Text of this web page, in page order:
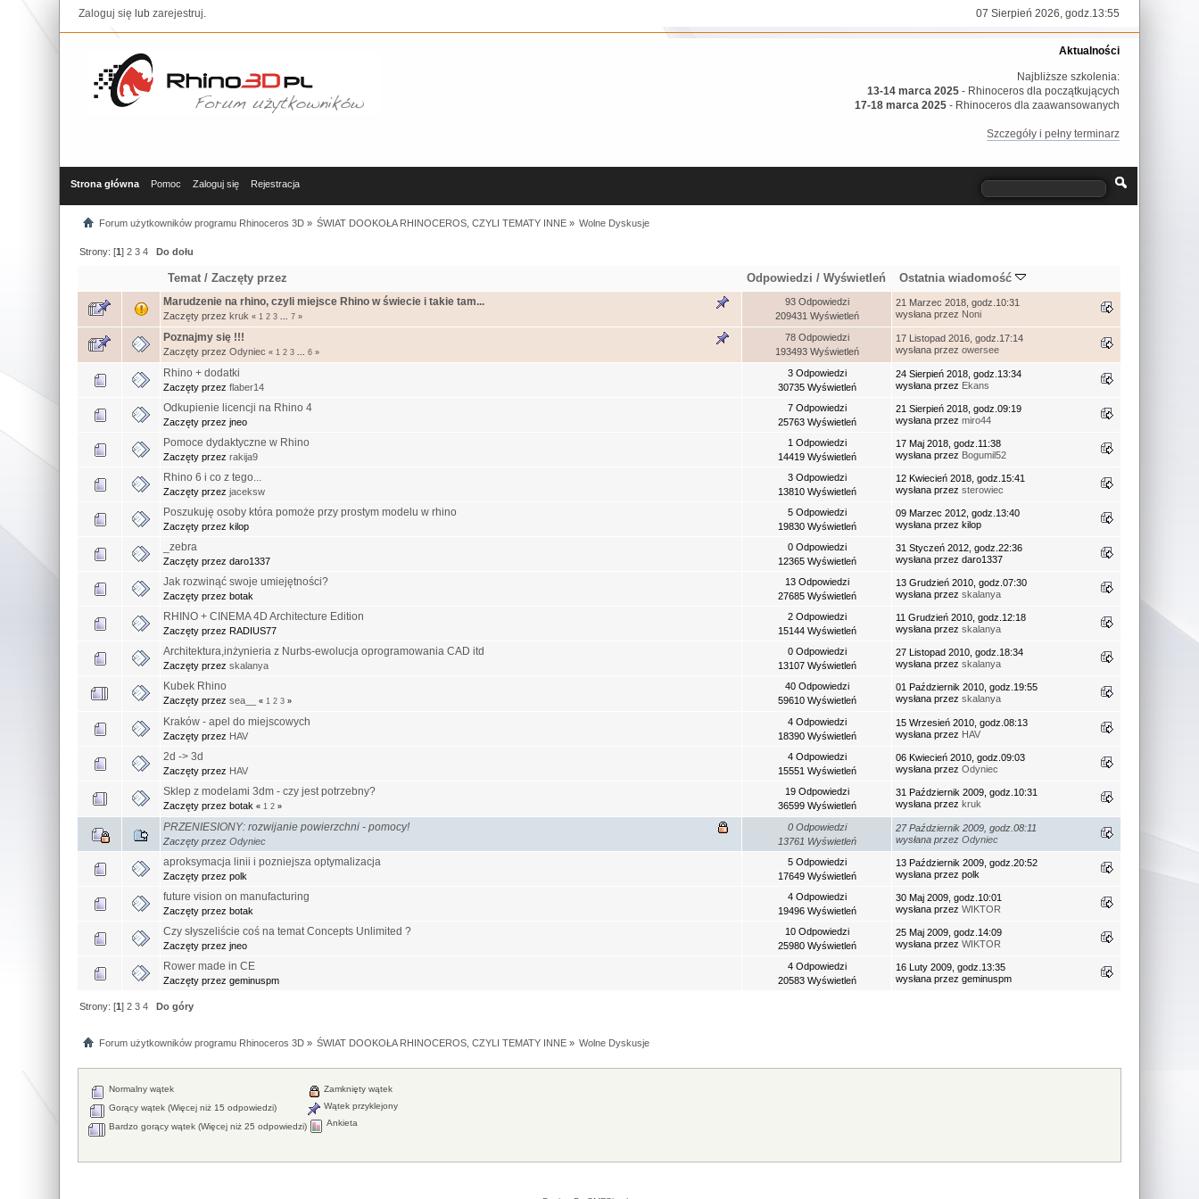
Zaloguj się lubzarejestruj. 07 Sierpień 2026, godz.13:55
Aktualności
Najbliższe szkolenia:
13-14 marca 2025 - Rhinoceros dla początkujących
17-18 marca 2025 - Rhinoceros dla zaawansowanych
Szczegóły i pełny terminarz
Strona główna Pomoc Zaloguj się Rejestracja
Forum użytkowników programu Rhinoceros 3D» ŚWIAT DOOKOŁA RHINOCEROS, CZYLI TEMATY INNE » Wolne Dyskusje
Strony: [1]2 3 4 Do dołu
Temat /Zaczęty przez Odpowiedzi /Wyświetleń Ostatnia wiadomość
Marudzenie na rhino, czyli miejsce Rhino w świecie i takie tam...
Zaczęty przezkruk « 1 2 3 ...7 »
93 Odpowiedzi
209431 Wyświetleń
21 Marzec 2018, godz.10:31
wysłana przez Noni
Poznajmy się !!!
Zaczęty przezOdyniec « 1 2 3 ...6 »
78 Odpowiedzi
193493 Wyświetleń
17 Listopad 2016, godz.17:14
wysłana przezowersee
Rhino + dodatki
Zaczęty przezflaber14
3 Odpowiedzi
30735 Wyświetleń
24 Sierpień 2018, godz.13:34
wysłana przez Ekans
Odkupienie licencji na Rhino 4
Zaczęty przez jneo
7 Odpowiedzi
25763 Wyświetleń
21 Sierpień 2018, godz.09:19
wysłana przezmiro44
Pomoce dydaktyczne w Rhino
Zaczęty przezrakija9
1 Odpowiedzi
14419 Wyświetleń
17 Maj 2018, godz.11:38
wysłana przez Bogumil52
Rhino 6 i co z tego...
Zaczęty przezjaceksw
3 Odpowiedzi
13810 Wyświetleń
12 Kwiecień 2018, godz.15:41
wysłana przezsterowiec
Poszukuję osoby która pomoże przy prostym modelu w rhino
Zaczęty przez kilop
5 Odpowiedzi
19830 Wyświetleń
09 Marzec 2012, godz.13:40
wysłana przez kilop
_zebra
Zaczęty przez daro1337
0 Odpowiedzi
12365 Wyświetleń
31 Styczeń 2012, godz.22:36
wysłana przez daro1337
Jak rozwinąć swoje umiejętności?
Zaczęty przez botak
13 Odpowiedzi
27685 Wyświetleń
13 Grudzień 2010, godz.07:30
wysłana przezskalanya
RHINO + CINEMA 4D Architecture Edition
Zaczęty przez RADIUS77
2 Odpowiedzi
15144 Wyświetleń
11 Grudzień 2010, godz.12:18
wysłana przezskalanya
Architektura,inżynieria z Nurbs-ewolucja oprogramowania CAD itd
Zaczęty przezskalanya
0 Odpowiedzi
13107 Wyświetleń
27 Listopad 2010, godz.18:34
wysłana przezskalanya
Kubek Rhino
Zaczęty przezsea__ « 1 2 3 »
40 Odpowiedzi
59610 Wyświetleń
01 Październik 2010, godz.19:55
wysłana przezskalanya
Kraków - apel do miejscowych
Zaczęty przez HAV
4 Odpowiedzi
18390 Wyświetleń
15 Wrzesień 2010, godz.08:13
wysłana przez HAV
2d -> 3d
Zaczęty przez HAV
4 Odpowiedzi
15551 Wyświetleń
06 Kwiecień 2010, godz.09:03
wysłana przezOdyniec
Sklep z modelami 3dm - czy jest potrzebny?
Zaczęty przez botak« 1 2 »
19 Odpowiedzi
36599 Wyświetleń
31 Październik 2009, godz.10:31
wysłana przezkruk
PRZENIESIONY: rozwijanie powierzchni - pomocy!
Zaczęty przezOdyniec
0 Odpowiedzi
13761 Wyświetleń
27 Październik 2009, godz.08:11
wysłana przezOdyniec
aproksymacja linii i pozniejsza optymalizacja
Zaczęty przez polk
5 Odpowiedzi
17649 Wyświetleń
13 Październik 2009, godz.20:52
wysłana przez polk
future vision on manufacturing
Zaczęty przez botak
4 Odpowiedzi
19496 Wyświetleń
30 Maj 2009, godz.10:01
wysłana przezWIKTOR
Czy słyszeliście coś na temat Concepts Unlimited ?
Zaczęty przez jneo
10 Odpowiedzi
25980 Wyświetleń
25 Maj 2009, godz.14:09
wysłana przezWIKTOR
Rower made in CE
Zaczęty przez geminuspm
4 Odpowiedzi
20583 Wyświetleń
16 Luty 2009, godz.13:35
wysłana przez geminuspm
Strony: [1]2 3 4 Do góry
Forum użytkowników programu Rhinoceros 3D» ŚWIAT DOOKOŁA RHINOCEROS, CZYLI TEMATY INNE » Wolne Dyskusje
Normalny wątek
Gorący wątek (Więcej niż 15 odpowiedzi)
Bardzo gorący wątek (Więcej niż 25 odpowiedzi)
Zamknięty wątek
Wątek przyklejony
Ankieta